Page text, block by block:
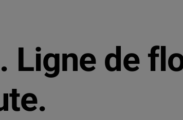
Ligne de